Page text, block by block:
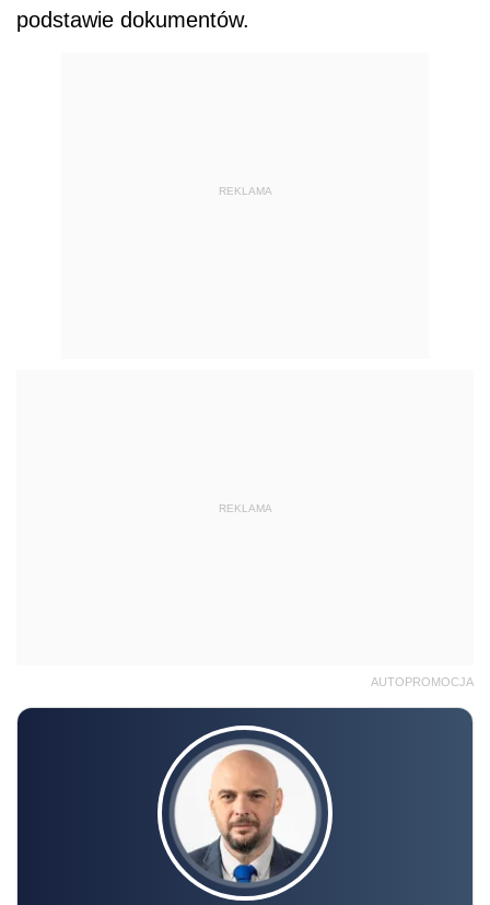
podstawie dokumentów.
REKLAMA
REKLAMA
AUTOPROMOCJA